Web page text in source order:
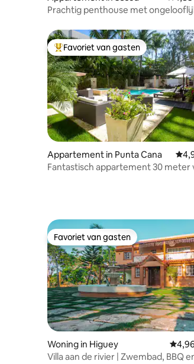
Prachtig penthouse met
Topfavoriet van gasten
Favoriet van gasten
Appartement in Punta Cana
Fantastisch appartement 30 meter
Favoriet van gasten
Favoriet van gasten
Woning in Higuey
Villa aan de rivier | Zwembad, BBQ